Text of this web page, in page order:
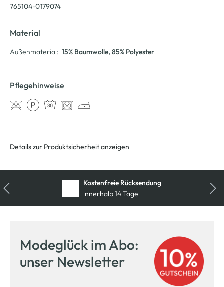
765104-0179074
Material
Außenmaterial: 15% Baumwolle, 85% Polyester
Pflegehinweise
Details zur Produktsicherheit anzeigen
Kostenfreie Rücksendung
innerhalb 14 Tage
Modeglück im Abo:
unser Newsletter